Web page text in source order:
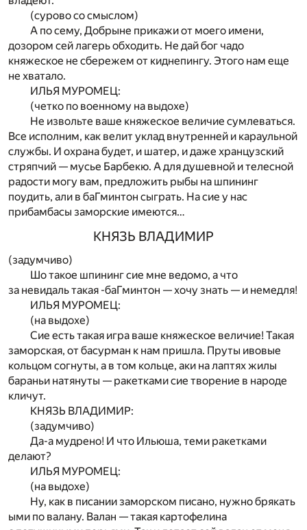
(сурово со смыслом)
А по сему, Добрыне прикажи от моего имени,
дозором сей лагерь обходить. Не дай бог чадо
княжеское не сбережем от киднепингу. Этого нам еще
не хватало.
ИЛЬЯ МУРОМЕЦ:
(четко по военному на выдохе)
Не извольте ваше княжеское величие сумлеваться.
Все исполним, как велит уклад внутренней и караульной
службы. И охрана будет, и шатер, и даже хранцузский
стряпчий — мусье Барбекю. А для душевной и телесной
радости могу вам, предложить рыбы на шпининг
поудить, али в баГминтон сыграть. На сие у нас
прибамбасы заморские имеются…
КНЯЗЬ ВЛАДИМИР
(задумчиво)
Шо такое шпининг сие мне ведомо, а что
за невидаль такая -баГминтон — хочу знать — и немедля!
ИЛЬЯ МУРОМЕЦ:
(на выдохе)
Сие есть такая игра ваше княжеское величие! Такая
заморская, от басурман к нам пришла. Пруты ивовые
кольцом согнуты, а в том кольце, аки на лаптях жилы
бараньи натянуты — ракетками сие творение в народе
кличут.
КНЯЗЬ ВЛАДИМИР:
(задумчиво)
Да-а мудрено! И что Ильюша, теми ракетками
делают?
ИЛЬЯ МУРОМЕЦ:
(на выдохе)
Ну, как в писании заморском писано, нужно брякать
ыми по валану. Валан — такая картофелина